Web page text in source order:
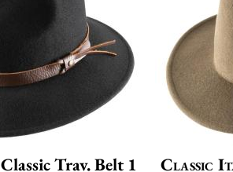
Classic Trav. Belt 1 Classic